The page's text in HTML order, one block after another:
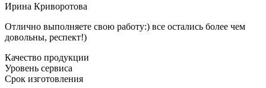
Ирина Криворотова
Отлично выполняете свою работу:) все остались более чем
довольны, респект!)
Качество продукции
Уровень сервиса
Срок изготовления